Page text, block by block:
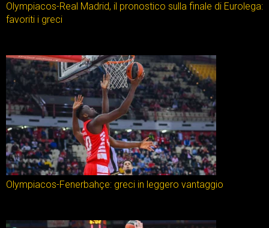
Olympiacos-Real Madrid, il pronostico sulla finale di Eurolega:
favoriti i greci
Olympiacos-Fenerbahçe: greci in leggero vantaggio